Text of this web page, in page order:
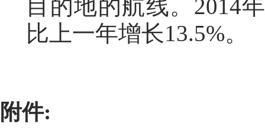
目的地的航线。2014
比上一年增长13.5%。
附件: